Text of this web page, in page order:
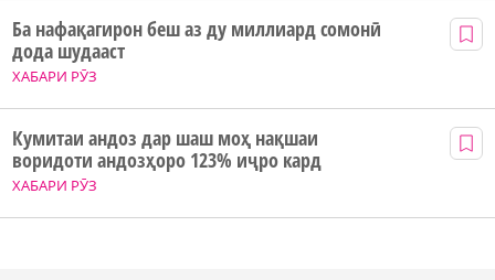
ХАБАРИ РӮЗ
Ба нафақагирон беш аз ду миллиард сомонӣ
дода шудааст
ХАБАРИ РӮЗ
Кумитаи андоз дар шаш моҳ нақшаи
воридоти андозҳоро 123% иҷро кард